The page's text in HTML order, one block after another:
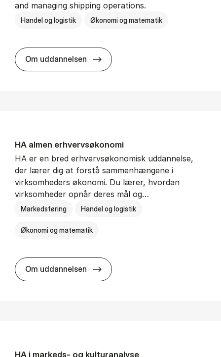
and managing shipping operations.
Handel og logistik Økonomi og matematik
Om uddannelsen BSc in In­ter­na­tion­al Ship­ping
HA al­men erhvervs­økonomi
HA er en bred erhvervsøkonomisk uddannelse,
der lærer dig at forstå sammenhængene i
virksomheders økonomi. Du lærer, hvordan
virksomheder opnår deres mål og…
Markedsføring Handel og logistik
Økonomi og matematik
Om uddannelsen HA al­men erhvervs­økonomi
HA i mar­keds- og kul­tu­r­a­na­ly­se